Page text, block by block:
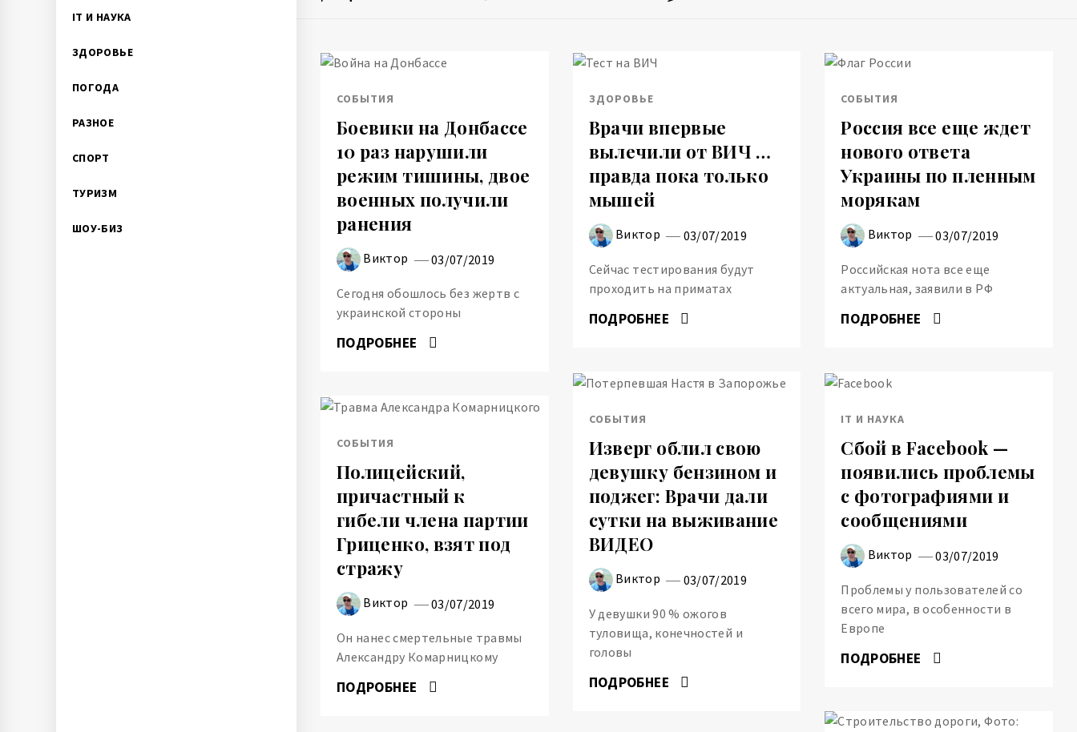
IT И НАУКА
ЗДОРОВЬЕ
ПОГОДА
РАЗНОЕ
СПОРТ
ТУРИЗМ
ШОУ-БИЗ
СОБЫТИЯ
Боевики на Донбассе
10 раз нарушили
режим тишины, двое
военных получили
ранения
Виктор 03/07/2019
Сегодня обошлось без жертв с
украинской стороны
ПОДРОБНЕЕ
ЗДОРОВЬЕ
Врачи впервые
вылечили от ВИЧ …
правда пока только
мышей
Виктор 03/07/2019
Сейчас тестирования будут
проходить на приматах
ПОДРОБНЕЕ
СОБЫТИЯ
Россия все еще ждет
нового ответа
Украины по пленным
морякам
Виктор 03/07/2019
Российская нота все еще
актуальная, заявили в РФ
ПОДРОБНЕЕ
СОБЫТИЯ
Изверг облил свою
девушку бензином и
поджег: Врачи дали
сутки на выживание
ВИДЕО
Виктор 03/07/2019
У девушки 90 % ожогов
туловища, конечностей и
головы
ПОДРОБНЕЕ
IT И НАУКА
Сбой в Facebook —
появились проблемы
с фотографиями и
сообщениями
Виктор 03/07/2019
Проблемы у пользователей со
всего мира, в особенности в
Европе
ПОДРОБНЕЕ
СОБЫТИЯ
Полицейский,
причастный к
гибели члена партии
Гриценко, взят под
стражу
Виктор 03/07/2019
Он нанес смертельные травмы
Александру Комарницкому
ПОДРОБНЕЕ